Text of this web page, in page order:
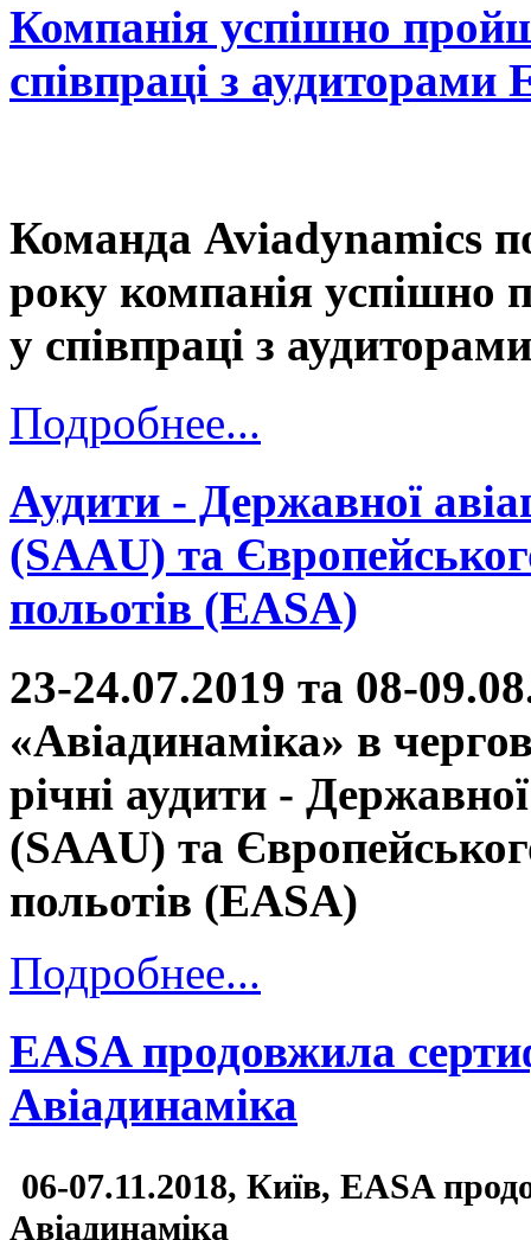
Компанія успішно
співпраці з аудиторами
Команда Aviadynamics
року компанія успішно
у співпраці з
Подробнее...
Аудити - Державної
(SAAU) та
польотів (EASA)
23-24.07.2019 та 08-
«Авіадинаміка» в
річні аудити -
(SAAU) та
польотів (EASA)
Подробнее...
EASA продовжила
Авіадинаміка
06-07.11.2018, Київ, EASA
Авіадинаміка